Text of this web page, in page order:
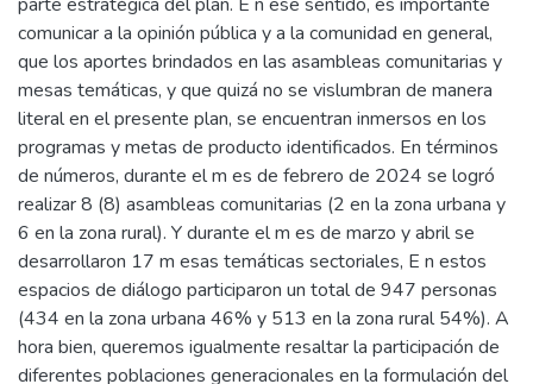
comunicar a la opinión pública y a la comunidad en general,
que los aportes brindados en las asambleas comunitarias y
mesas temáticas, y que quizá no se vislumbran de manera
literal en el presente plan, se encuentran inmersos en los
programas y metas de producto identificados. En términos
de números, durante el m es de febrero de 2024 se logró
realizar 8 (8) asambleas comunitarias (2 en la zona urbana y
6 en la zona rural). Y durante el m es de marzo y abril se
desarrollaron 17 m esas temáticas sectoriales, E n estos
espacios de diálogo participaron un total de 947 personas
(434 en la zona urbana 46% y 513 en la zona rural 54%). A
hora bien, queremos igualmente resaltar la participación de
diferentes poblaciones generacionales en la formulación del